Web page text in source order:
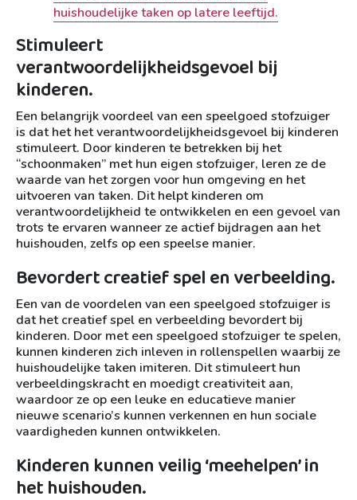
huishoudelijke taken op latere leeftijd.
Stimuleert
verantwoordelijkheidsgevoel bij
kinderen.
Een belangrijk voordeel van een speelgoed stofzuiger
is dat het het verantwoordelijkheidsgevoel bij kinderen
stimuleert. Door kinderen te betrekken bij het
“schoonmaken” met hun eigen stofzuiger, leren ze de
waarde van het zorgen voor hun omgeving en het
uitvoeren van taken. Dit helpt kinderen om
verantwoordelijkheid te ontwikkelen en een gevoel van
trots te ervaren wanneer ze actief bijdragen aan het
huishouden, zelfs op een speelse manier.
Bevordert creatief spel en verbeelding.
Een van de voordelen van een speelgoed stofzuiger is
dat het creatief spel en verbeelding bevordert bij
kinderen. Door met een speelgoed stofzuiger te spelen,
kunnen kinderen zich inleven in rollenspellen waarbij ze
huishoudelijke taken imiteren. Dit stimuleert hun
verbeeldingskracht en moedigt creativiteit aan,
waardoor ze op een leuke en educatieve manier
nieuwe scenario’s kunnen verkennen en hun sociale
vaardigheden kunnen ontwikkelen.
Kinderen kunnen veilig ‘meehelpen’ in
het huishouden.